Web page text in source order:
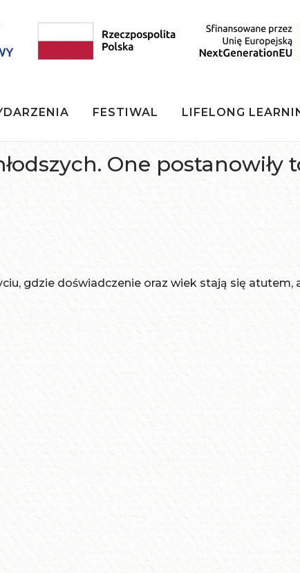
FESTIWAL LIFELONG
One postanowiły
gdzie doświadczenie oraz wiek stają się atutem,